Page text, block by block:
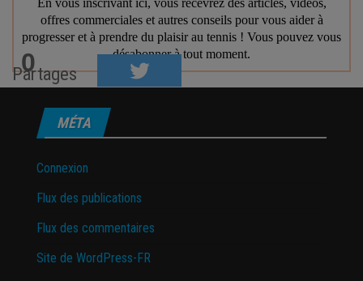
0
Partages
MÉTA
Connexion
Flux des publications
Flux des commentaires
Site de WordPress-FR